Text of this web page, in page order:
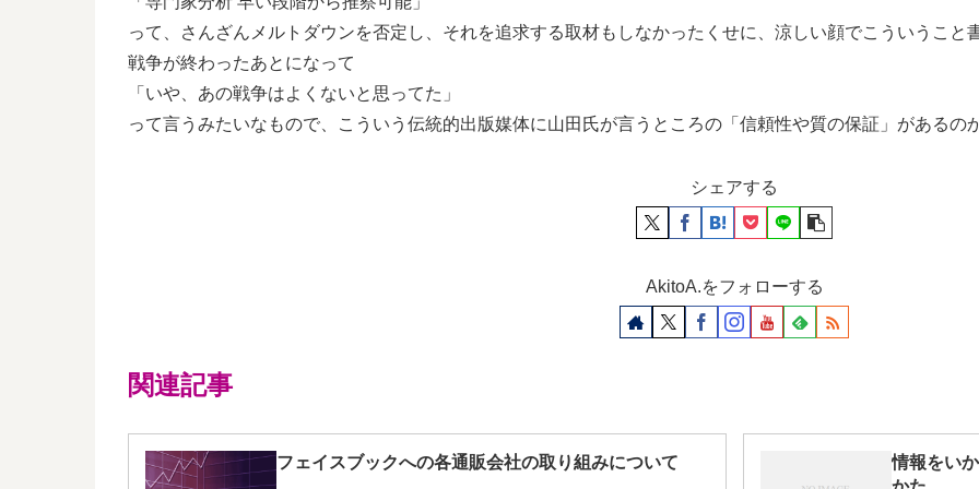
って、さんざんメルトダウンを否定し、それを追求する取材もしなかったくせに、涼しい顔でこういうこと
戦争が終わったあとになって
「いや、あの戦争はよくないと思ってた」
って言うみたいなもので、こういう伝統的出版媒体に山田氏が言うところの「信頼性や質の保証」があるの
シェアする
AkitoA.をフォローする
関連記事
フェイスブックへの各通販会社の取り組みについて
情報をい